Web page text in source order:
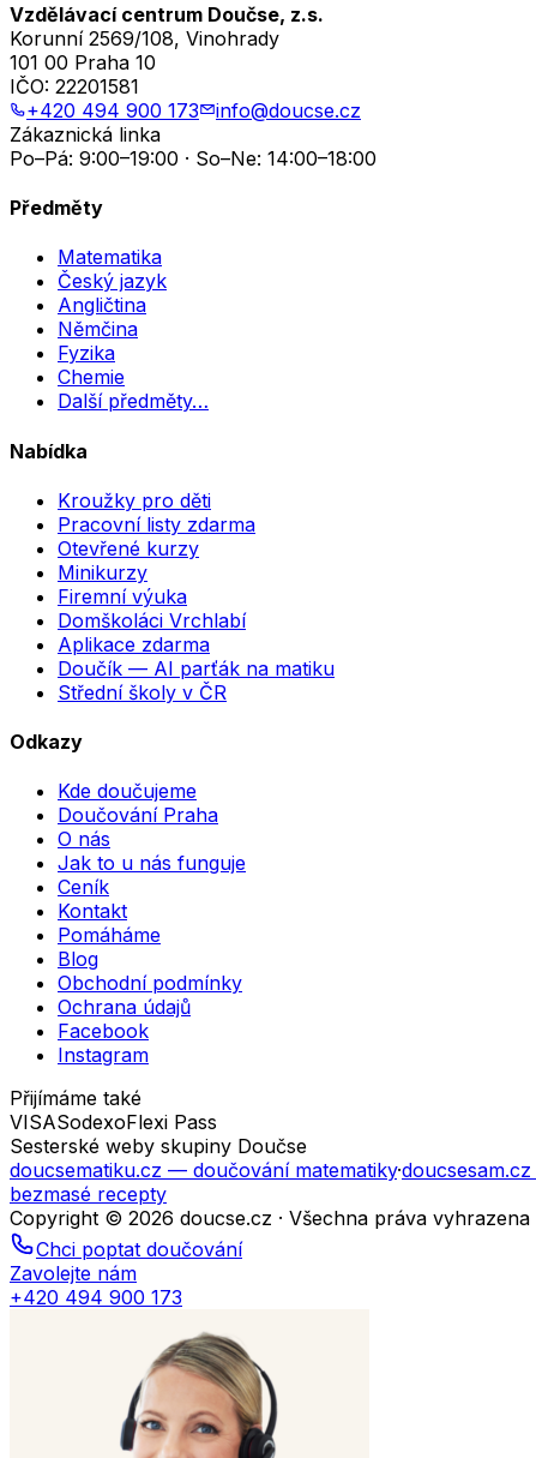
Vzdělávací centrum Doučse, z.s.
Korunní 2569/108, Vinohrady
101 00 Praha 10
IČO: 22201581
+420 494 900 173
info@doucse.cz
Zákaznická linka
Po–Pá: 9:00–19:00 · So–Ne: 14:00–18:00
Předměty
Matematika
Český jazyk
Angličtina
Němčina
Fyzika
Chemie
Další předměty…
Nabídka
Kroužky pro děti
Pracovní listy zdarma
Otevřené kurzy
Minikurzy
Firemní výuka
Domškoláci Vrchlabí
Aplikace zdarma
Doučík — AI parťák na matiku
Střední školy v ČR
Odkazy
Kde doučujeme
Doučování Praha
O nás
Jak to u nás funguje
Ceník
Kontakt
Pomáháme
Blog
Obchodní podmínky
Ochrana údajů
Facebook
Instagram
Přijímáme také
VISASodexoFlexi Pass
Sesterské weby skupiny Doučse
doucsematiku.cz — doučování matematiky·doucsesam.cz
bezmasé recepty
Copyright © 2026 doucse.cz · Všechna práva vyhrazena
Chci poptat doučování
Zavolejte nám
+420 494 900 173